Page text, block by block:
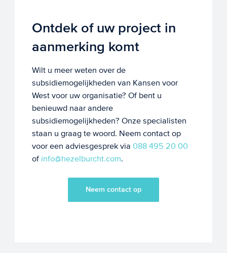
Ontdek of uw project in
aanmerking komt
Wilt u meer weten over de
subsidiemogelijkheden van Kansen voor
West voor uw organisatie? Of bent u
benieuwd naar andere
subsidiemogelijkheden? Onze specialisten
staan u graag te woord. Neem contact op
voor een adviesgesprek via 088 495 20 00
of info@hezelburcht.com.
Neem contact op